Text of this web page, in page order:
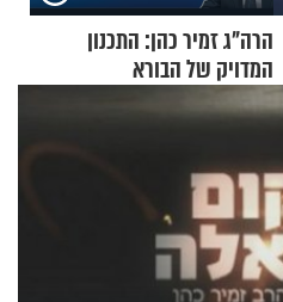
הרה"ג זמיר כהן: התכנון
המדויק של הבורא